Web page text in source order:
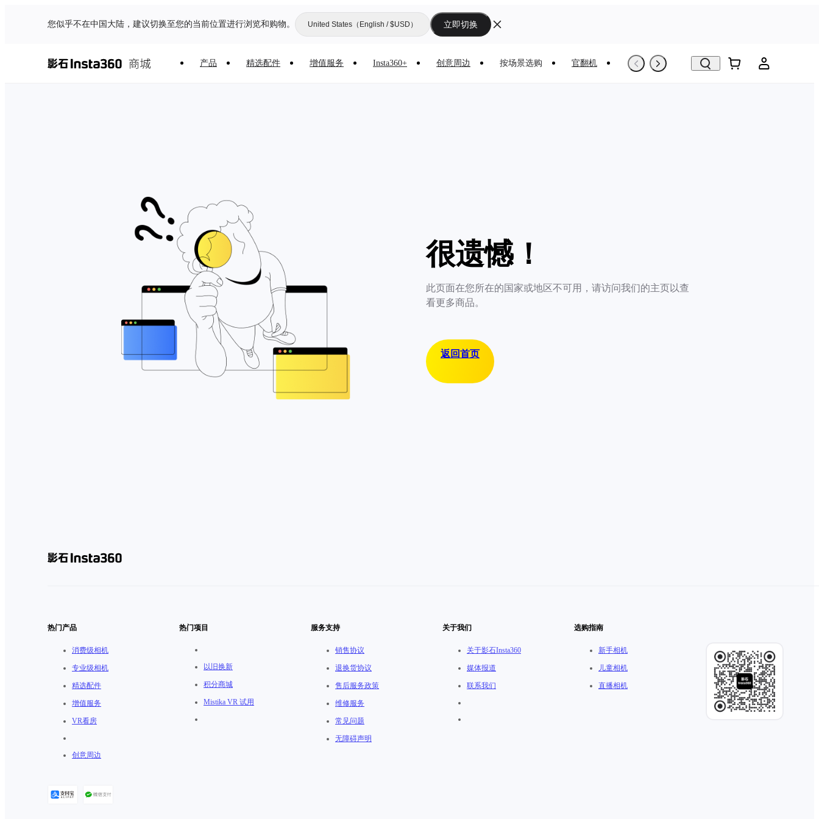
您似乎不在中国大陆，建议切换至您的当前位置进行浏览和购物。 United States（English / $USD） 立即切换
产品 精选配件 增值服务 Insta360+ 创意周边 按场景选购 官翻机 以旧换新 VR看房
很遗憾！
此页面在您所在的国家或地区不可用，请访问我们的主页以查
看更多商品。
返回首页
热门产品
消费级相机
专业级相机
精选配件
增值服务
VR看房
创意周边
热门项目
以旧换新
积分商城
Mistika VR 试用
服务支持
销售协议
退换货协议
售后服务政策
维修服务
常见问题
无障碍声明
关于我们
关于影石Insta360
媒体报道
联系我们
选购指南
新手相机
儿童相机
直播相机